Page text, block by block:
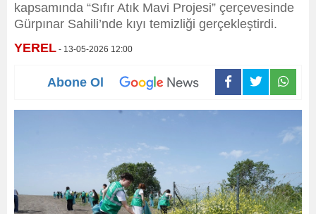
kapsamında “Sıfır Atık Mavi Projesi” çerçevesinde
Gürpınar Sahili’nde kıyı temizliği gerçekleştirdi.
YEREL - 13-05-2026 12:00
Abone Ol